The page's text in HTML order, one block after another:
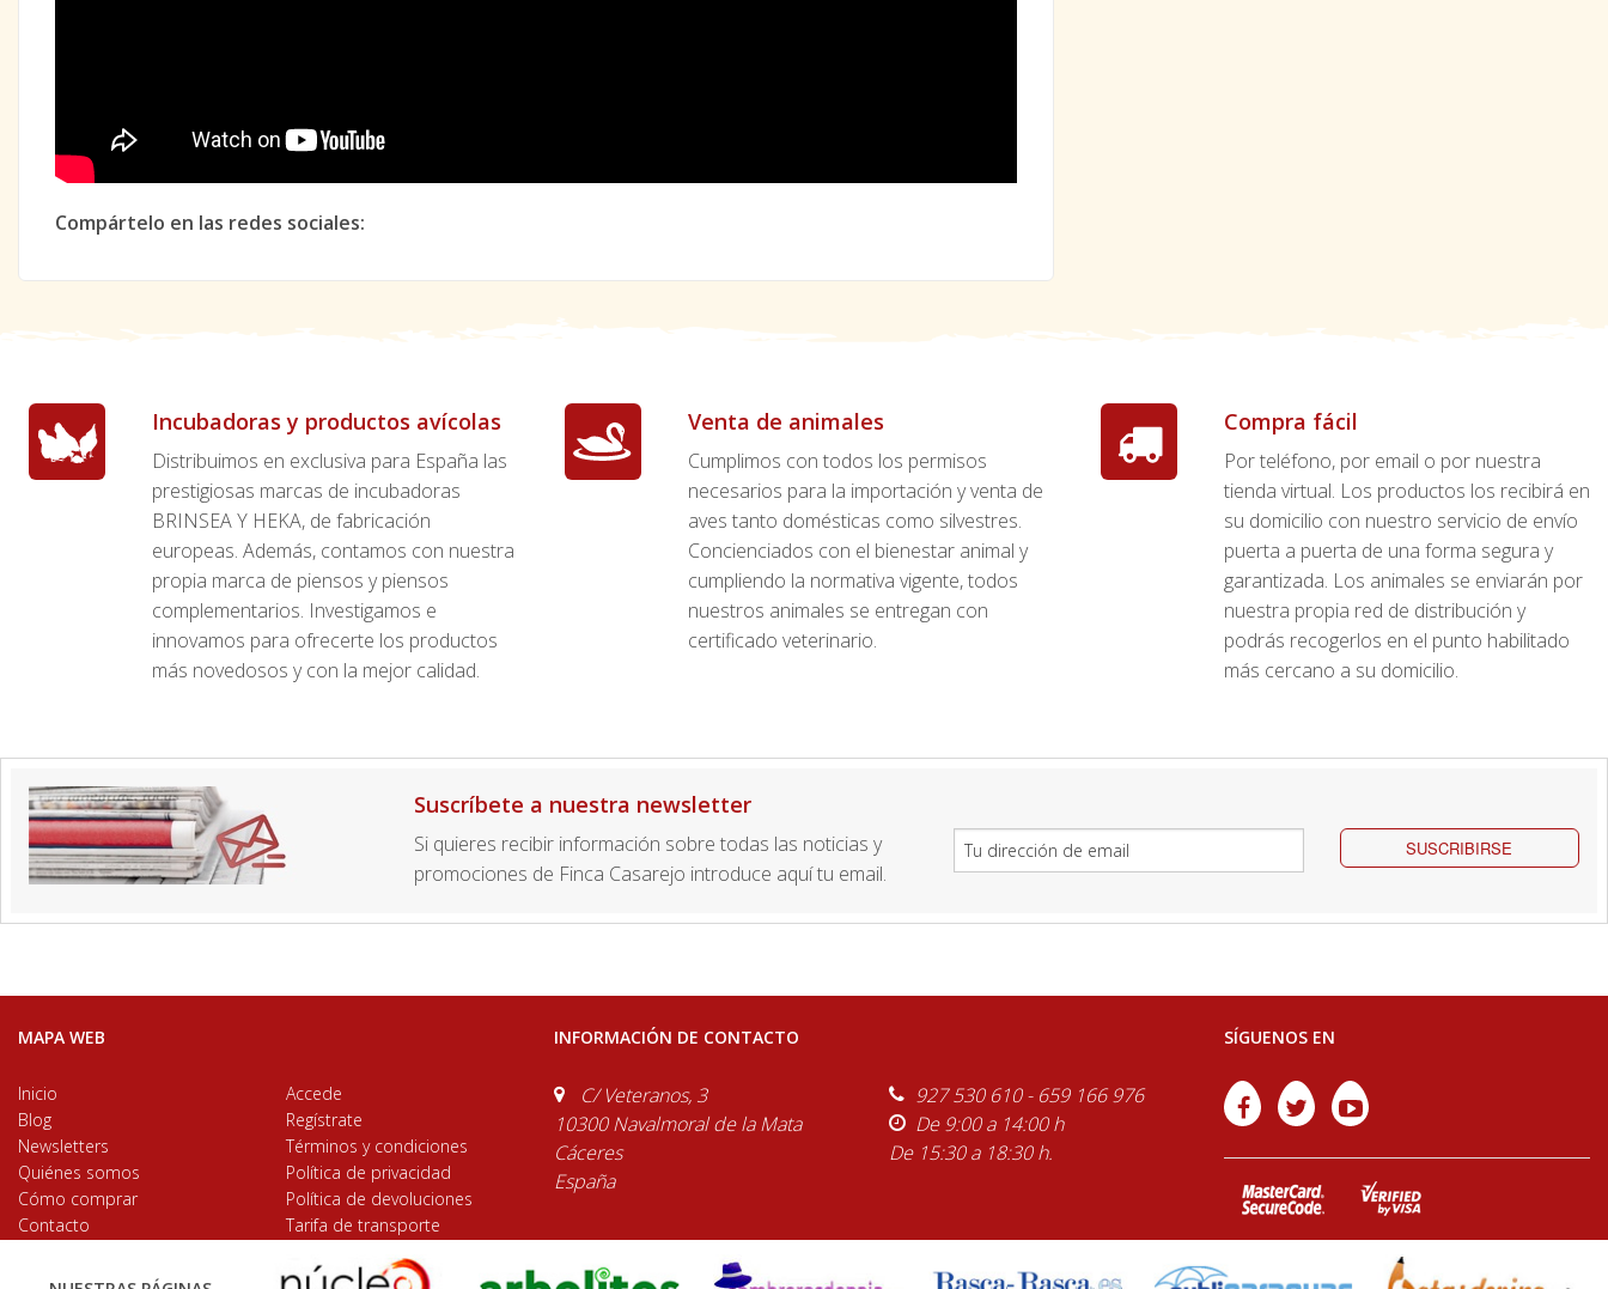
Compártelo en las redes sociales:
Incubadoras y productos avícolas
Distribuimos en exclusiva para España las
prestigiosas marcas de incubadoras
BRINSEA Y HEKA, de fabricación
europeas. Además, contamos con nuestra
propia marca de piensos y piensos
complementarios. Investigamos e
innovamos para ofrecerte los productos
más novedosos y con la mejor calidad.
Venta de animales
Cumplimos con todos los permisos
necesarios para la importación y venta de
aves tanto domésticas como silvestres.
Concienciados con el bienestar animal y
cumpliendo la normativa vigente, todos
nuestros animales se entregan con
certificado veterinario.
Compra fácil
Por teléfono, por email o por nuestra
tienda virtual. Los productos los recibirá en
su domicilio con nuestro servicio de envío
puerta a puerta de una forma segura y
garantizada. Los animales se enviarán por
nuestra propia red de distribución y
podrás recogerlos en el punto habilitado
más cercano a su domicilio.
Suscríbete a nuestra newsletter
Si quieres recibir información sobre todas las noticias y
promociones de Finca Casarejo introduce aquí tu email.
SUSCRIBIRSE
MAPA WEB
Inicio
Blog
Newsletters
Quiénes somos
Cómo comprar
Contacto
Accede
Regístrate
Términos y condiciones
Política de privacidad
Política de devoluciones
Tarifa de transporte
INFORMACIÓN DE CONTACTO
C/ Veteranos, 3
10300 Navalmoral de la Mata
Cáceres
España
927 530 610 - 659 166 976
De 9:00 a 14:00 h
De 15:30 a 18:30 h.
SÍGUENOS EN